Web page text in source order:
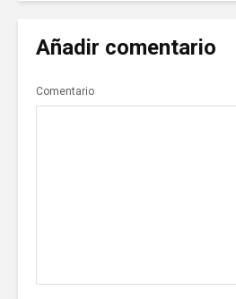
Añadir comentario
Comentario